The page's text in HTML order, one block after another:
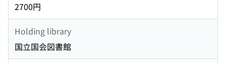
2700円
Holding library
国立国会図書館